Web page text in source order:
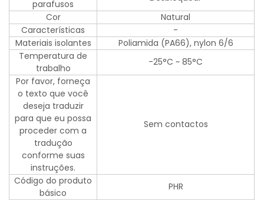
parafusos
Cor
Natural
Características
-
Materiais isolantes
Poliamida (PA66), nylon 6/6
Temperatura de
trabalho
-25°C ~ 85°C
Por favor, forneça
o texto que você
deseja traduzir
para que eu possa
proceder com a
tradução
conforme suas
instruções.
Sem contactos
Código do produto
básico
PHR